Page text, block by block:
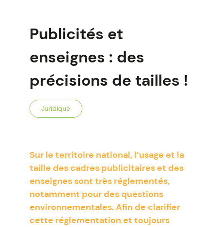
Publicités et
enseignes : des
précisions de tailles !
Juridique
Sur le territoire national, l’usage et la
taille des cadres publicitaires et des
enseignes sont très réglementés,
notamment pour des questions
environnementales. Afin de clarifier
cette réglementation et toujours